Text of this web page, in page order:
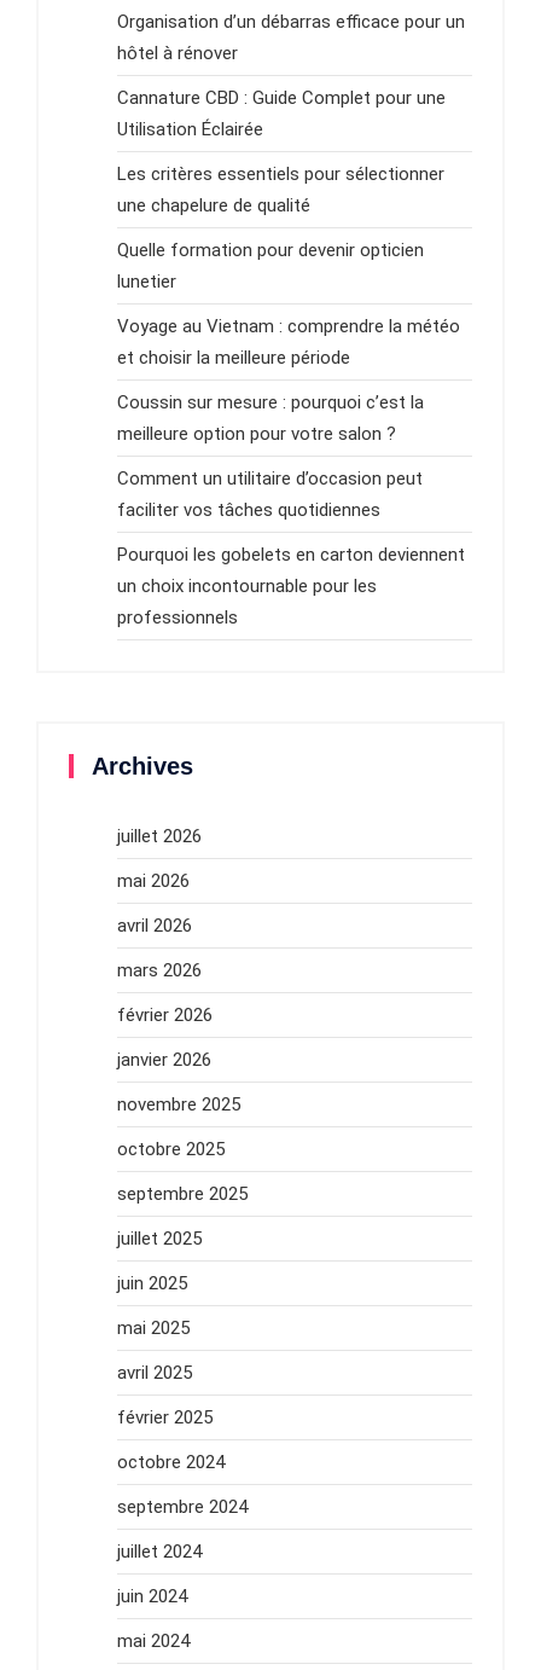
Organisation d’un débarras efficace pour un
hôtel à rénover
Cannature CBD : Guide Complet pour une
Utilisation Éclairée
Les critères essentiels pour sélectionner
une chapelure de qualité
Quelle formation pour devenir opticien
lunetier
Voyage au Vietnam : comprendre la météo
et choisir la meilleure période
Coussin sur mesure : pourquoi c’est la
meilleure option pour votre salon ?
Comment un utilitaire d’occasion peut
faciliter vos tâches quotidiennes
Pourquoi les gobelets en carton deviennent
un choix incontournable pour les
professionnels
Archives
juillet 2026
mai 2026
avril 2026
mars 2026
février 2026
janvier 2026
novembre 2025
octobre 2025
septembre 2025
juillet 2025
juin 2025
mai 2025
avril 2025
février 2025
octobre 2024
septembre 2024
juillet 2024
juin 2024
mai 2024